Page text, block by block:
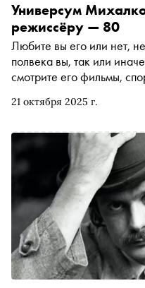
21 октября 2025 г.
Универсум
режиссёру — 80
Любите вы его или нет,
полвека вы, так или
смотрите его фильмы,
формировать. К круглой
неизбежной. Колумнист
разбирался, из чего
великих шедевров
забытых фильмов